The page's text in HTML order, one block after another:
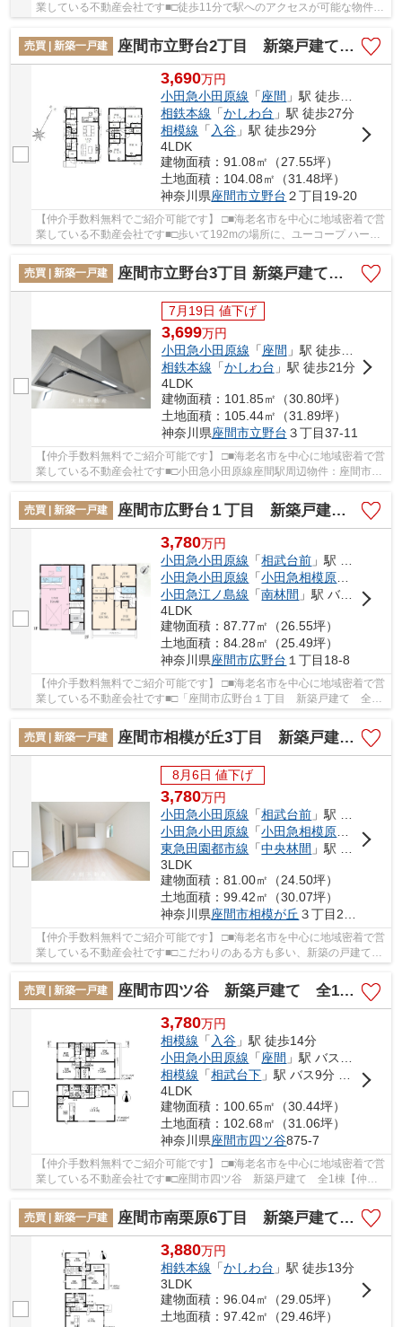
業している不動産会社です■□徒歩11分で駅へのアクセスが可能な物件で
売買 | 新築一戸建
座間市立野台2丁目 新築戸建て 全3棟【仲介手数料無料】
3,690万円
小田急小田原線 「座間 」駅 徒歩14分
相鉄本線 「かしわ台 」駅 徒歩27分
相模線 「 入谷 」駅 徒歩29分
4LDK
建物面積：91.08㎡（27.55坪）
土地面積：104.08㎡（31.48坪）
神奈川県座間市立野台 ２丁目19-20
【仲介手数料無料でご紹介可能です】 □■海老名市を中心に地域密着で営
業している不動産会社です■□歩いて192mの場所に、ユーコープ ハーモ
売買 | 新築一戸建
座間市立野台3丁目 新築戸建て 全２棟 【仲介手数料無料】
7月19日 値下げ
3,699万円
小田急小田原線 「座間 」駅 徒歩20分
相鉄本線 「かしわ台 」駅 徒歩21分
4LDK
建物面積：101.85㎡（30.80坪）
土地面積：105.44㎡（31.89坪）
神奈川県座間市立野台 ３丁目37-11
【仲介手数料無料でご紹介可能です】 □■海老名市を中心に地域密着で営
業している不動産会社です■□小田急小田原線座間駅周辺物件：座間市立
野台3丁目 新築戸建て 全２棟 【仲介手数...
売買 | 新築一戸建
座間市広野台１丁目 新築戸建て 全1棟【仲介手数料無料】
3,780万円
小田急小田原線 「相武台前 」駅 バス5分 「北相武台」 停歩7分
小田急小田原線 「小田急相模原
小田急江ノ島線 「南林間 」駅 バス14分 「イオンモール座間」 停歩15分
4LDK
建物面積：87.77㎡（26.55坪）
土地面積：84.28㎡（25.49坪）
神奈川県座間市広野台 １丁目18-8
【仲介手数料無料でご紹介可能です】 □■海老名市を中心に地域密着で営
業している不動産会社です■□「座間市広野台１丁目 新築戸建て 全1
棟【仲介手数料無料】」のここがイチオシ。歩...
売買 | 新築一戸建
座間市相模が丘3丁目 新築戸建て 全3棟【仲介手数料無料】
8月6日 値下げ
3,780万円
小田急小田原線 「相武台前 」駅 バス6分 「相模が丘小前」 停歩2分
小田急小田原線 「小田急相模原 」駅 徒歩
東急田園都市線 「中央林間 」駅 徒歩36分
3LDK
建物面積：81.00㎡（24.50坪）
土地面積：99.42㎡（30.07坪）
神奈川県座間市相模が丘 ３丁目2-14
【仲介手数料無料でご紹介可能です】 □■海老名市を中心に地域密着で営
業している不動産会社です■□こだわりのある方も多い、新築の戸建て物
件となっております。地盤が弱いと大惨事にな...
売買 | 新築一戸建
座間市四ツ谷 新築戸建て 全1棟【仲介手数料無料】
3,780万円
相模線 「 入谷 」駅 徒歩14分
小田急小田原線 「座間 」駅 バス14分 「座間四ツ谷」 停歩5分
相模線 「相武台下 」駅 バス9分 「座間電話局前」 停歩18分
4LDK
建物面積：100.65㎡（30.44坪）
土地面積：102.68㎡（31.06坪）
神奈川県座間市四ツ谷875-7
【仲介手数料無料でご紹介可能です】 □■海老名市を中心に地域密着で営
業している不動産会社です■□座間市四ツ谷 新築戸建て 全1棟【仲介
売買 | 新築一戸建
座間市南栗原6丁目 新築戸建て 全１棟【仲介手数料無料】
3,880万円
相鉄本線 「かしわ台 」駅 徒歩13分
3LDK
建物面積：96.04㎡（29.05坪）
土地面積：97.42㎡（29.46坪）